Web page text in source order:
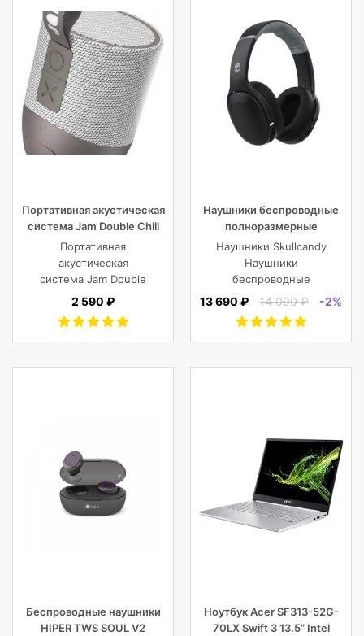
Портативная акустическая
система Jam Double Chill
Grey
Портативная
акустическая
система Jam Double
Chill Grey (серый)
2 590 ₽
Наушники беспроводные
полноразмерные
Skullcandy CRUSHER EVO
WIRELESS OVER-EAR,
черные
Наушники Skullcandy
Наушники
беспроводные
полноразмерные
CRUSHER EVO
WIRELESS OVER-EAR,
черные
13 690 ₽ 14 090 ₽ -2%
Беспроводные наушники
HIPER TWS SOUL V2
Ноутбук Acer SF313-52G-
70LX Swift 3 13.5” Intel